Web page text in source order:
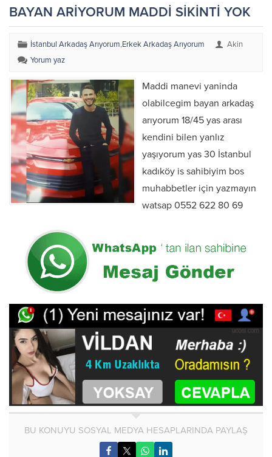
BAYAN ARİYORUM MADDİ SİKİNTİ YOK
İstanbul Arkadaş Arıyorum,Erkek Arkadaş Arıyorum
Akin
Yorum yaz
Maddi manevi yaninda
olabilcegim bayan arkadaş
arıyorum 18/45 yas arası
kendini bilen yanlız
yaşıyorum yas 30 İstanbul
kadıköy is sahibiyim bos
muhabbetler için yazmayın
watsap 0552 622 80 69
BU KONUYU SOSYAL MEDYA HESAPLARINDA PAYLAŞ